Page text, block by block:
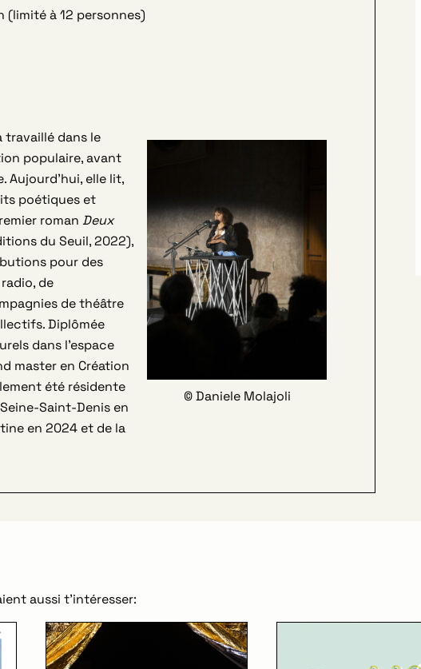
(limité à 12 personnes)
© Daniele Molajoli
travaillé dans le
populaire, avant
Aujourd’hui, elle lit,
poétiques et
romanDeux
du Seuil, 2022),
pour des
de
de théâtre
Diplômée
dans l’espace
master en Création
été résidente
Saint-Denis en
en 2024 et de la
aussi t’intéresser: